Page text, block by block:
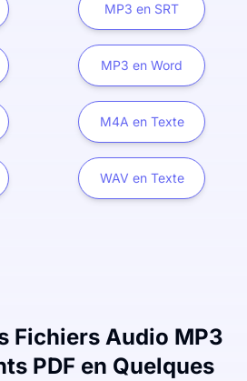
MP3 en SRT
MP3 en Word
M4A en Texte
WAV en Texte
Fichiers Audio MP3
PDF en Quelques